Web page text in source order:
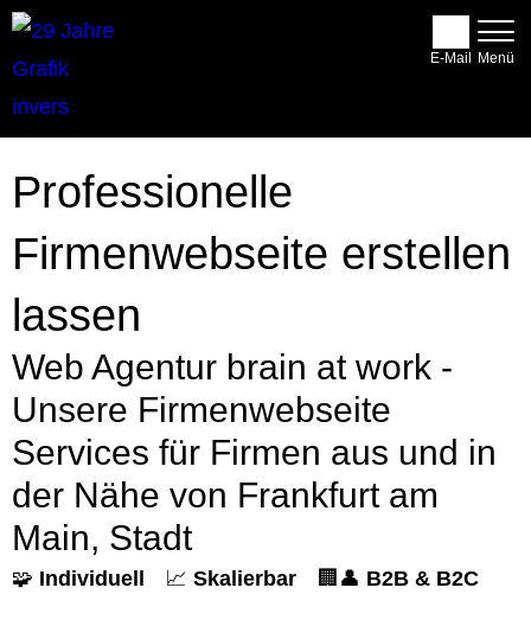
Professionelle
Firmenwebseite erstellen
lassen
Web Agentur brain at work -
Unsere Firmenwebseite
Services für Firmen aus und in
der Nähe von Frankfurt am
Main, Stadt
🧩 Individuell 📈 Skalierbar 🏢👤 B2B & B2C